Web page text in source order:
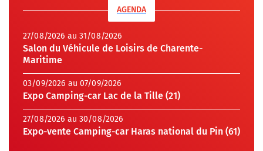
AGENDA
27/08/2026 au 31/08/2026
Salon du Véhicule de Loisirs de Charente-
Maritime
03/09/2026 au 07/09/2026
Expo Camping-car Lac de la Tille (21)
27/08/2026 au 30/08/2026
Expo-vente Camping-car Haras national du Pin (61)